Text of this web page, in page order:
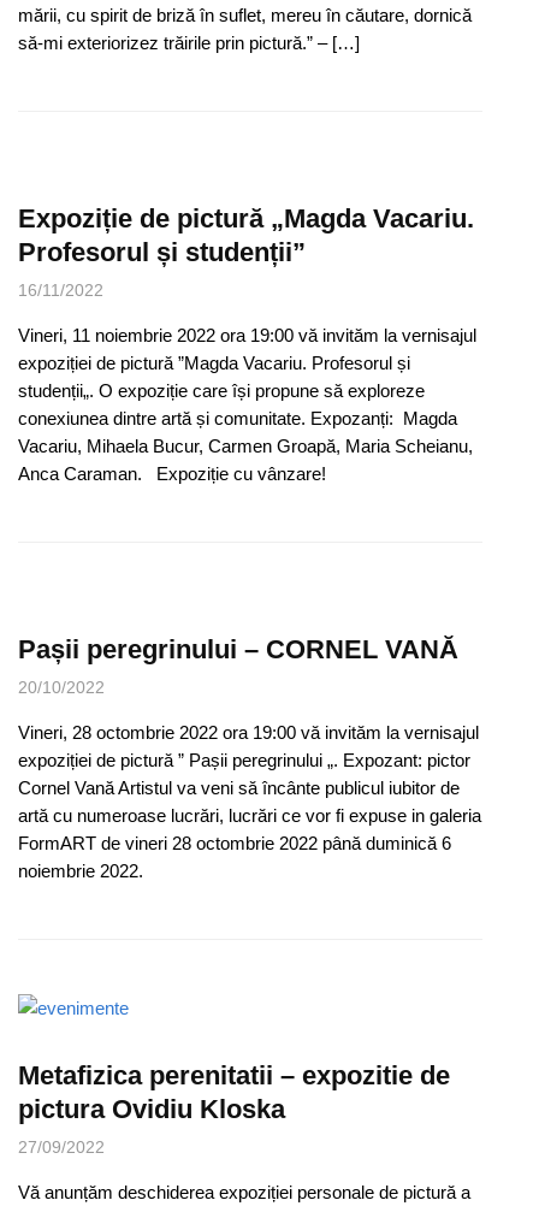
mării, cu spirit de briză în suflet, mereu în căutare, dornică
să-mi exteriorizez trăirile prin pictură.” – […]
Expoziție de pictură „Magda Vacariu.
Profesorul și studenții”
16/11/2022
Vineri, 11 noiembrie 2022 ora 19:00 vă invităm la vernisajul
expoziției de pictură ”Magda Vacariu. Profesorul și
studenții„. O expoziție care își propune să exploreze
conexiunea dintre artă și comunitate. Expozanți: Magda
Vacariu, Mihaela Bucur, Carmen Groapă, Maria Scheianu,
Anca Caraman. Expoziție cu vânzare!
Pașii peregrinului – CORNEL VANĂ
20/10/2022
Vineri, 28 octombrie 2022 ora 19:00 vă invităm la vernisajul
expoziției de pictură ” Pașii peregrinului „. Expozant: pictor
Cornel Vană Artistul va veni să încânte publicul iubitor de
artă cu numeroase lucrări, lucrări ce vor fi expuse in galeria
FormART de vineri 28 octombrie 2022 până duminică 6
noiembrie 2022.
Metafizica perenitatii – expozitie de
pictura Ovidiu Kloska
27/09/2022
Vă anunțăm deschiderea expoziției personale de pictură a